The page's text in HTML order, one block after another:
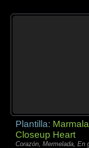
Plantilla:
Closeup Heart
Corazón, Mermelada, En